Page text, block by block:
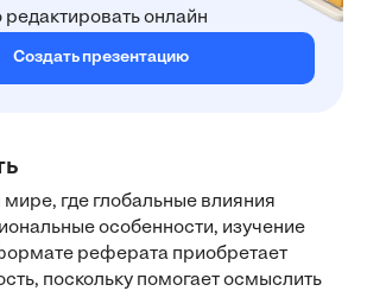
редактировать онлайн
Создать презентацию
где глобальные влияния
особенности, изучение
реферата приобретает
поскольку помогает осмыслить